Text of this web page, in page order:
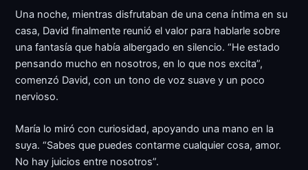
Una noche, mientras disfrutaban de una cena íntima en su
casa, David finalmente reunió el valor para hablarle sobre
una fantasía que había albergado en silencio. “He estado
pensando mucho en nosotros, en lo que nos excita”,
comenzó David, con un tono de voz suave y un poco
nervioso.
María lo miró con curiosidad, apoyando una mano en la
suya. “Sabes que puedes contarme cualquier cosa, amor.
No hay juicios entre nosotros”.